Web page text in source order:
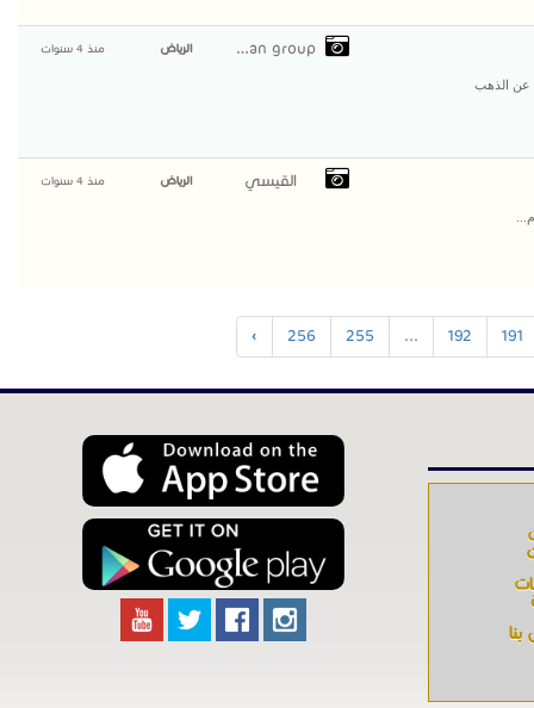
نظام بحث للكشف عن الذهب
german group الرياض منذ 4 سنوات
القيسي الرياض منذ 4 سنوات
191
192
...
255
256
›